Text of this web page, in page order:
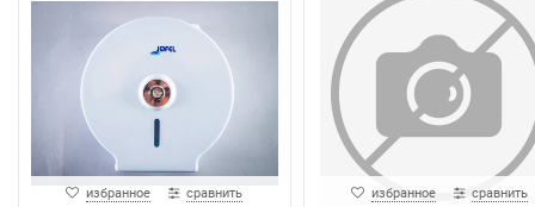
избранное сравнить избранное сравнить